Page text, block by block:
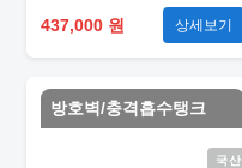
437,000 원
상세보기
방호벽/충격흡수탱크
국산